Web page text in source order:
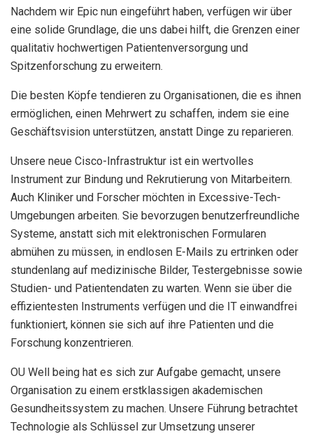
Nachdem wir Epic nun eingeführt haben, verfügen wir über
eine solide Grundlage, die uns dabei hilft, die Grenzen einer
qualitativ hochwertigen Patientenversorgung und
Spitzenforschung zu erweitern.
Die besten Köpfe tendieren zu Organisationen, die es ihnen
ermöglichen, einen Mehrwert zu schaffen, indem sie eine
Geschäftsvision unterstützen, anstatt Dinge zu reparieren.
Unsere neue Cisco-Infrastruktur ist ein wertvolles
Instrument zur Bindung und Rekrutierung von Mitarbeitern.
Auch Kliniker und Forscher möchten in Excessive-Tech-
Umgebungen arbeiten. Sie bevorzugen benutzerfreundliche
Systeme, anstatt sich mit elektronischen Formularen
abmühen zu müssen, in endlosen E-Mails zu ertrinken oder
stundenlang auf medizinische Bilder, Testergebnisse sowie
Studien- und Patientendaten zu warten. Wenn sie über die
effizientesten Instruments verfügen und die IT einwandfrei
funktioniert, können sie sich auf ihre Patienten und die
Forschung konzentrieren.
OU Well being hat es sich zur Aufgabe gemacht, unsere
Organisation zu einem erstklassigen akademischen
Gesundheitssystem zu machen. Unsere Führung betrachtet
Technologie als Schlüssel zur Umsetzung unserer